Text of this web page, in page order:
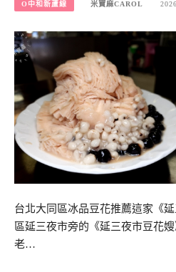
O中和新蘆線 米寶麻CAROL
台北大同區冰品豆花推薦這家《
區延三夜市旁的《延三夜市豆花
老…